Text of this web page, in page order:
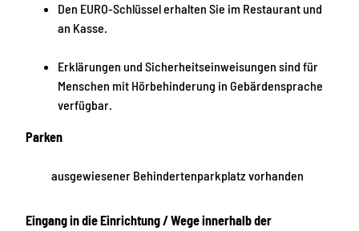
Den EURO-Schlüssel erhalten Sie im Restaurant und
an Kasse.
Erklärungen und Sicherheitseinweisungen sind für
Menschen mit Hörbehinderung in Gebärdensprache
verfügbar.
Parken
ausgewiesener Behindertenparkplatz vorhanden
Eingang in die Einrichtung / Wege innerhalb der